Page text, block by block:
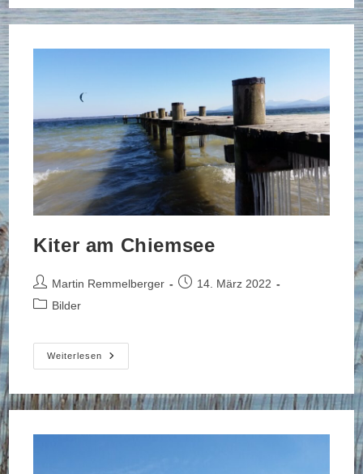
Kiter am Chiemsee
Beitrags-
Autor:
Martin Remmelberger
Beitrag14. März 2022
Beitrags-
Bilder
Weiterlesen
Kiter
Am